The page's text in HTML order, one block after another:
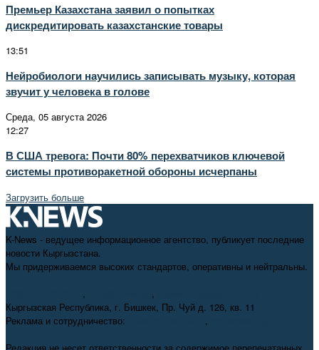
Премьер Казахстана заявил о попытках
дискредитировать казахстанские товары
13:51
Нейробиологи научились записывать музыку, которая
звучит у человека в голове
Среда, 05 августа 2026
12:27
В США тревога: Почти 80% перехватчиков ключевой
системы противоракетной обороны исчерпаны
Загрузить больше
K-News - ведущее информационное агентство, публикует последние
новости Кыргызстана.
Мы придерживаемся высоких стандартов, оперативны и нейтральны.
, ,
Кыргызская Республика, г. Бишкек, Пр. Чуй д. 126, кв. 11
Реклама и сотрудничество:
,
Редакция не несет ответственности за содержимое перепечатанных